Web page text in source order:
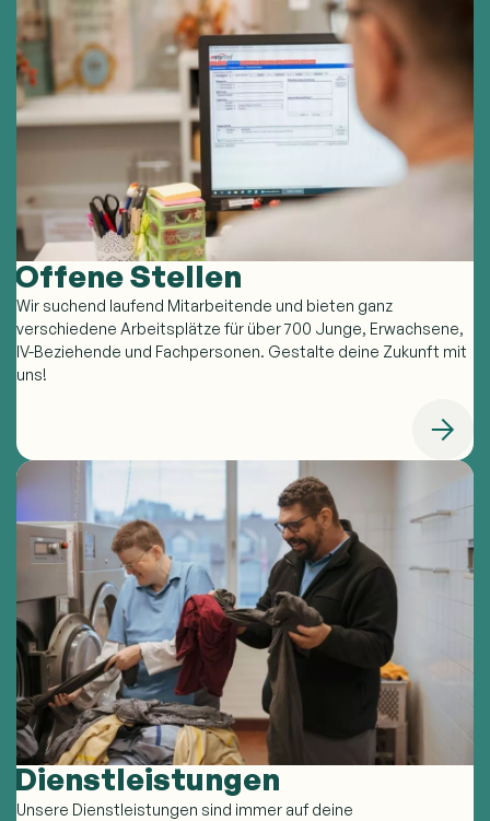
Offene Stellen
Wir suchend laufend Mitarbeitende und bieten ganz
verschiedene Arbeitsplätze für über 700 Junge, Erwachsene,
IV-Beziehende und Fachpersonen. Gestalte deine Zukunft mit
uns!
Dienstleistungen
Unsere Dienstleistungen sind immer auf deine